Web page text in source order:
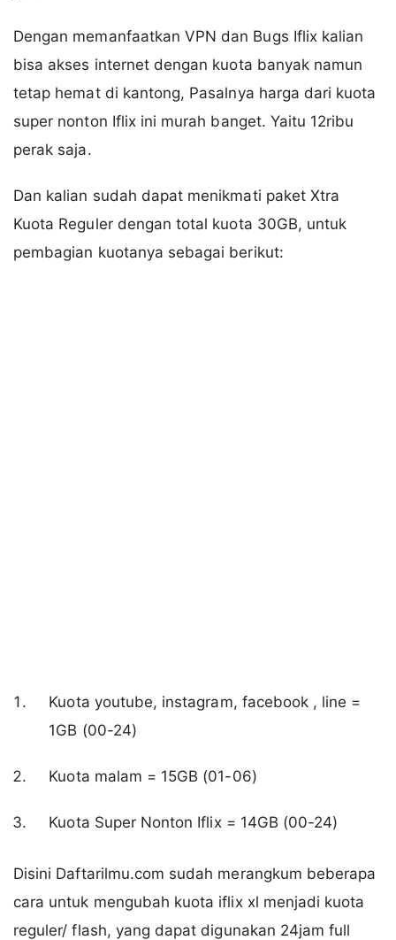
Dengan memanfaatkan VPN dan Bugs Iflix kalian
bisa akses internet dengan kuota banyak namun
tetap hemat di kantong, Pasalnya harga dari kuota
super nonton Iflix ini murah banget. Yaitu 12ribu
perak saja.
Dan kalian sudah dapat menikmati paket Xtra
Kuota Reguler dengan total kuota 30GB, untuk
pembagian kuotanya sebagai berikut:
Kuota youtube, instagram, facebook , line =
1GB (00-24)
Kuota malam = 15GB (01-06)
Kuota Super Nonton Iflix = 14GB (00-24)
Disini Daftarilmu.com sudah merangkum beberapa
cara untuk mengubah kuota iflix xl menjadi kuota
reguler/ flash, yang dapat digunakan 24jam full